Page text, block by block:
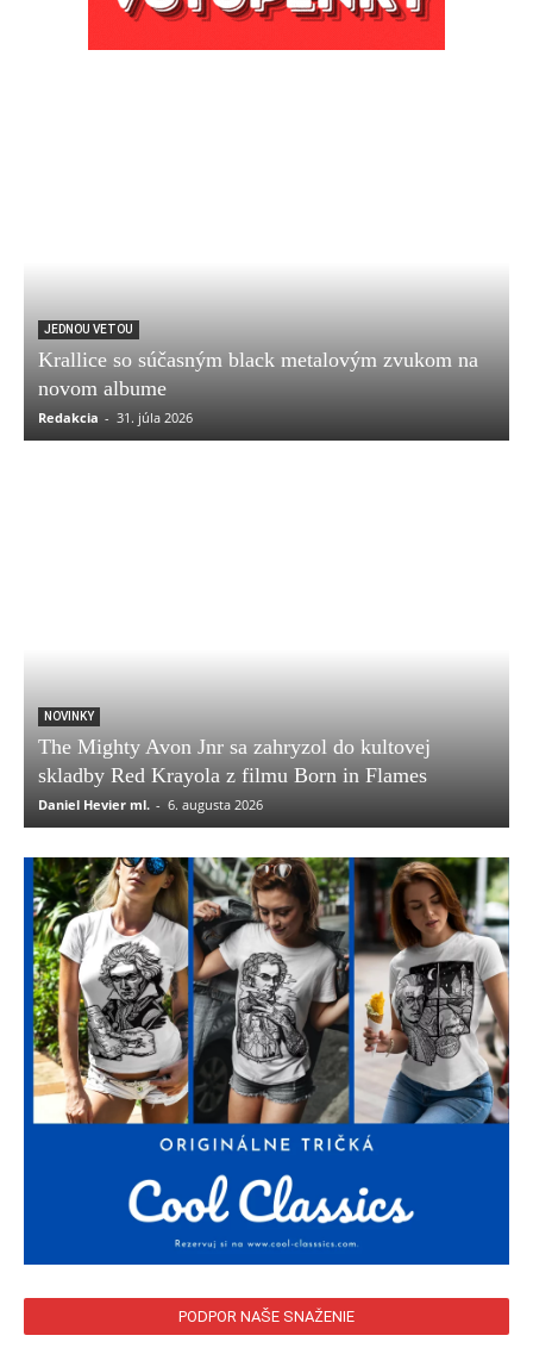
JEDNOU VETOU
Krallice so súčasným black metalovým zvukom na
novom albume
Redakcia - 31. júla 2026
NOVINKY
The Mighty Avon Jnr sa zahryzol do kultovej
skladby Red Krayola z filmu Born in Flames
Daniel Hevier ml. - 6. augusta 2026
PODPOR NAŠE SNAŽENIE